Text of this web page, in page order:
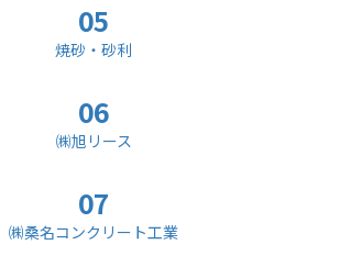
05
焼砂・砂利
06
㈱旭リース
07
㈱桑名コンクリート工業